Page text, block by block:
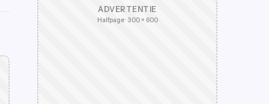
ADVERTENTIE
Halfpage · 300 × 600